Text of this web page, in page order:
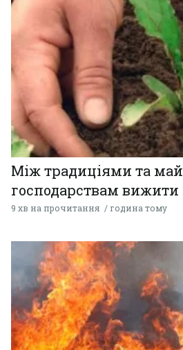
Між традиціями та
господарствам вижити
9 хв на прочитання година тому